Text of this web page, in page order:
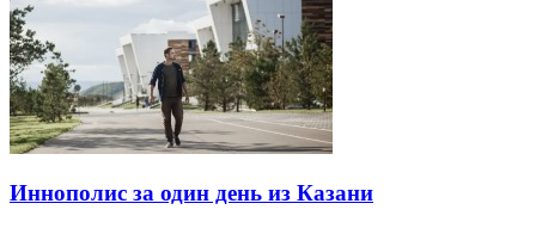
Иннополис за один день из Казани